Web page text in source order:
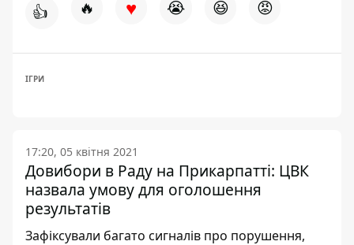
👍 🔥 ♥ 😭 😆 😡
ІГРИ
17:20, 05 квітня 2021
Довибори в Раду на Прикарпатті: ЦВК
назвала умову для оголошення
результатів
Зафіксували багато сигналів про порушення,